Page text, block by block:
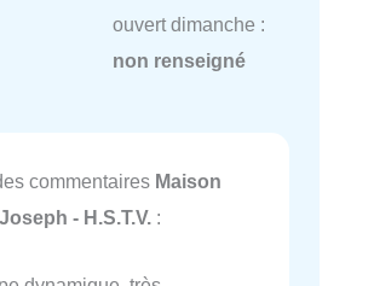
ouvert dimanche :
non renseigné
commentaires Maison
- H.S.T.V. :